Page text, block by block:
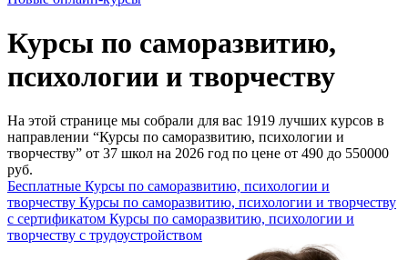
Курсы по саморазвитию,
психологии и творчеству
На этой странице мы собрали для вас 1919 лучших курсов в
направлении “Курсы по саморазвитию, психологии и
творчеству” от 37 школ на 2026 год по цене от 490 до 550000
руб.
Бесплатные Курсы по саморазвитию, психологии и
творчеству Курсы по саморазвитию, психологии и творчеству
с сертификатом Курсы по саморазвитию, психологии и
творчеству с трудоустройством